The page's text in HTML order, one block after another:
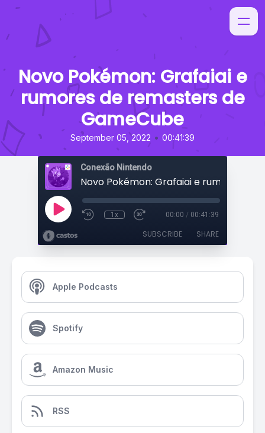
Novo Pokémon: Grafaiai e
rumores de remasters de
GameCube
September 05, 2022 • 00:41:39
Conexão Nintendo
1x 00:00 / 00:41:39
SUBSCRIBE SHARE
Apple Podcasts
Spotify
Amazon Music
RSS